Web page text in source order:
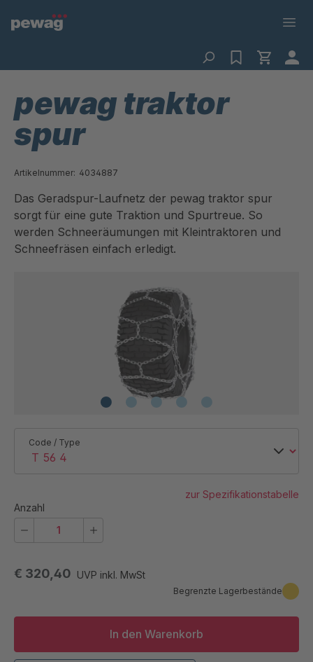
pewag traktor
spur
Artikelnummer: 4034887
Das Geradspur-Laufnetz der pewag traktor spur
sorgt für eine gute Traktion und Spurtreue. So
werden Schneeräumungen mit Kleintraktoren und
Schneefräsen einfach erledigt.
€ 320,40 UVP inkl. MwSt
Begrenzte Lagerbestände
Code / Type
zur Spezifikationstabelle
Anzahl
In den Warenkorb